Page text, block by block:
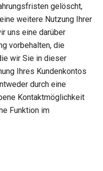
gelöscht,
weitere Nutzung Ihrer
uns eine darüber
vorbehalten, die
wir Sie in dieser
Ihres Kundenkontos
durch eine
Kontaktmöglichkeit
Funktion im